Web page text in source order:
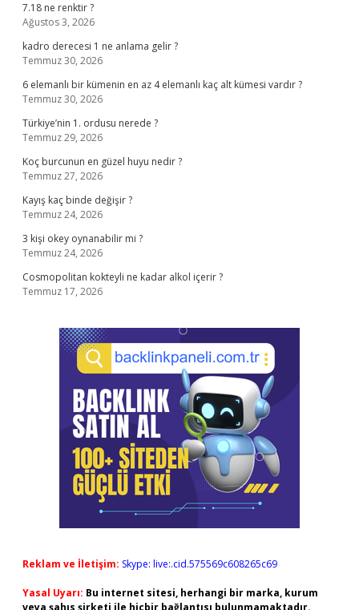
7.18 ne renktir ?
Ağustos 3, 2026
kadro derecesi 1 ne anlama gelir ?
Temmuz 30, 2026
6 elemanlı bir kümenin en az 4 elemanlı kaç alt kümesi vardır ?
Temmuz 30, 2026
Türkiye’nin 1. ordusu nerede ?
Temmuz 29, 2026
Koç burcunun en güzel huyu nedir ?
Temmuz 27, 2026
Kayış kaç binde değişir ?
Temmuz 24, 2026
3 kişi okey oynanabilir mi ?
Temmuz 24, 2026
Cosmopolitan kokteyli ne kadar alkol içerir ?
Temmuz 17, 2026
Reklam ve İletişim: Skype: live:.cid.575569c608265c69
Yasal Uyarı: Bu internet sitesi, herhangi bir marka, kurum
veya şahıs şirketi ile hiçbir bağlantısı bulunmamaktadır.